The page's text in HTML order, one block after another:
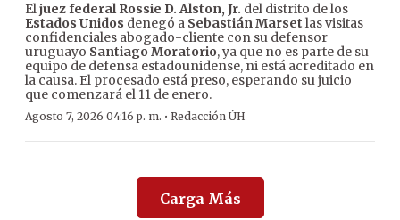
Eljuez federal Rossie D. Alston, Jr. del distrito de los
Estados Unidos denegó a Sebastián Marset las visitas
confidenciales abogado-cliente con su defensor
uruguayo Santiago Moratorio, ya que no es parte de su
equipo de defensa estadounidense, ni está acreditado en
la causa. El procesado está preso, esperando su juicio
que comenzará el 11 de enero.
Agosto 7, 2026 04:16 p. m. · Redacción ÚH
Carga Más